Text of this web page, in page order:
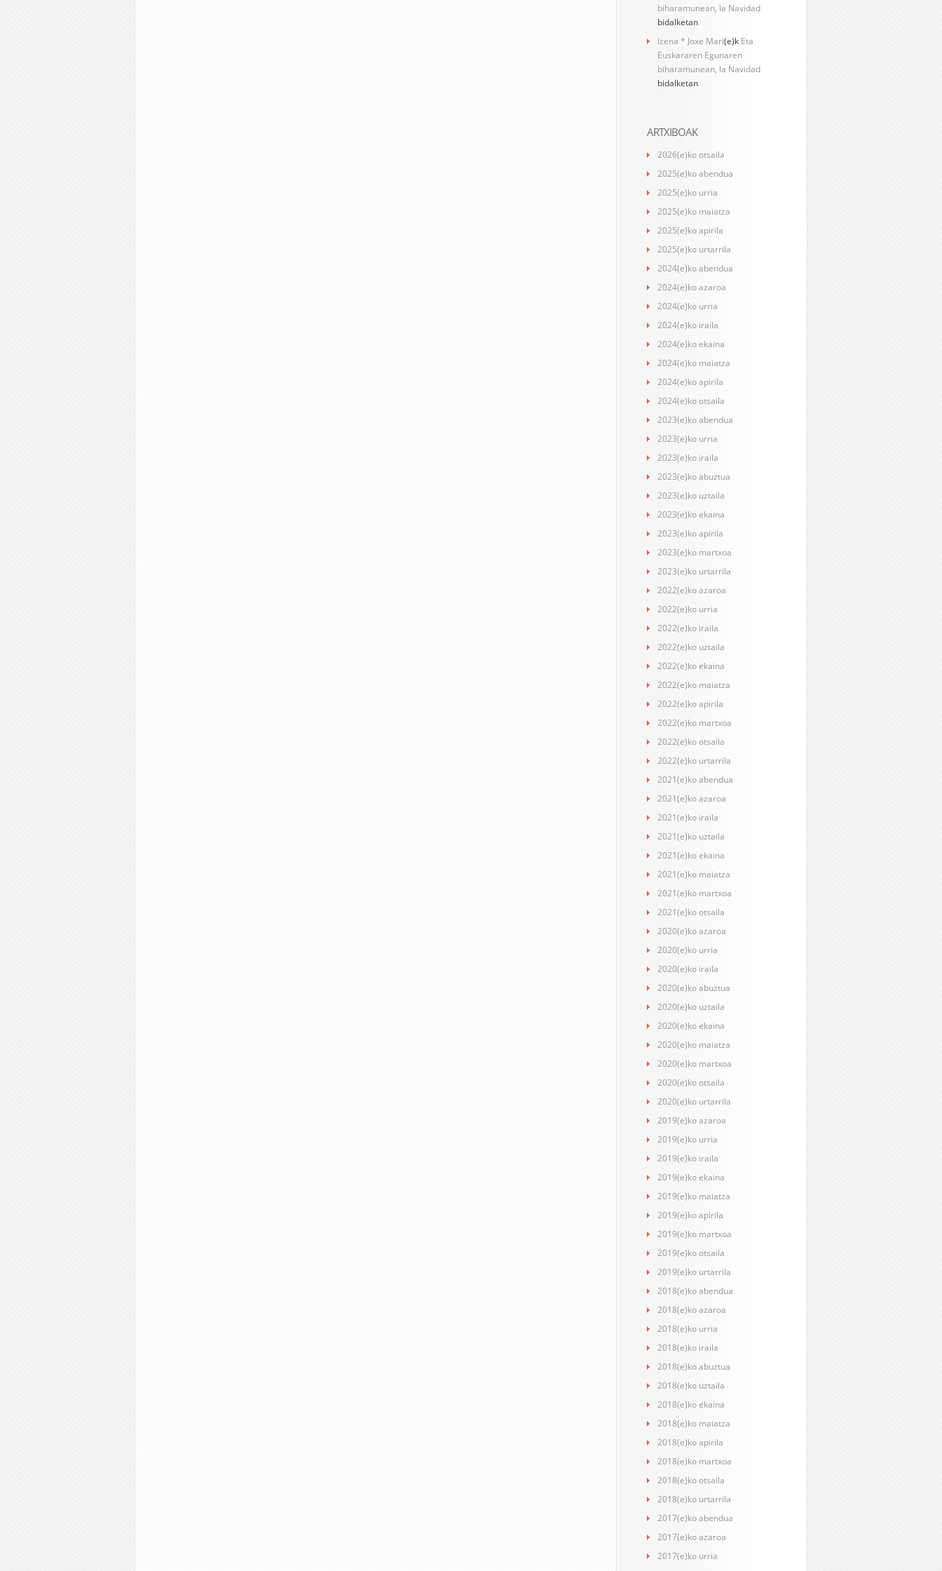
biharamunean, la Navidad
bidalketan
Izena * Joxe Mari(e)k Eta
Euskararen Egunaren
biharamunean, la Navidad
bidalketan
ARTXIBOAK
2026(e)ko otsaila
2025(e)ko abendua
2025(e)ko urria
2025(e)ko maiatza
2025(e)ko apirila
2025(e)ko urtarrila
2024(e)ko abendua
2024(e)ko azaroa
2024(e)ko urria
2024(e)ko iraila
2024(e)ko ekaina
2024(e)ko maiatza
2024(e)ko apirila
2024(e)ko otsaila
2023(e)ko abendua
2023(e)ko urria
2023(e)ko iraila
2023(e)ko abuztua
2023(e)ko uztaila
2023(e)ko ekaina
2023(e)ko apirila
2023(e)ko martxoa
2023(e)ko urtarrila
2022(e)ko azaroa
2022(e)ko urria
2022(e)ko iraila
2022(e)ko uztaila
2022(e)ko ekaina
2022(e)ko maiatza
2022(e)ko apirila
2022(e)ko martxoa
2022(e)ko otsaila
2022(e)ko urtarrila
2021(e)ko abendua
2021(e)ko azaroa
2021(e)ko iraila
2021(e)ko uztaila
2021(e)ko ekaina
2021(e)ko maiatza
2021(e)ko martxoa
2021(e)ko otsaila
2020(e)ko azaroa
2020(e)ko urria
2020(e)ko iraila
2020(e)ko abuztua
2020(e)ko uztaila
2020(e)ko ekaina
2020(e)ko maiatza
2020(e)ko martxoa
2020(e)ko otsaila
2020(e)ko urtarrila
2019(e)ko azaroa
2019(e)ko urria
2019(e)ko iraila
2019(e)ko ekaina
2019(e)ko maiatza
2019(e)ko apirila
2019(e)ko martxoa
2019(e)ko otsaila
2019(e)ko urtarrila
2018(e)ko abendua
2018(e)ko azaroa
2018(e)ko urria
2018(e)ko iraila
2018(e)ko abuztua
2018(e)ko uztaila
2018(e)ko ekaina
2018(e)ko maiatza
2018(e)ko apirila
2018(e)ko martxoa
2018(e)ko otsaila
2018(e)ko urtarrila
2017(e)ko abendua
2017(e)ko azaroa
2017(e)ko urria